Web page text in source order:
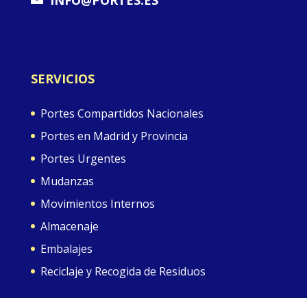
SERVICIOS
Portes Compartidos Nacionales
Portes en Madrid y Provincia
Portes Urgentes
Mudanzas
Movimientos Internos
Almacenaje
Embalajes
Reciclaje y Recogida de Residuos